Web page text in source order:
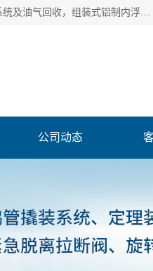
连云港爱德石化机械有限公司主要产品有：鹤管、旋转接头、密封圈、输油臂、储运定量装车系统及油气回收，组装式铝制内浮盘及油罐附件、钢结构栈桥/平台、活动梯、紧急脱离拉断阀等。完备的制造和检测手段以及高素质的员工确保了产品的质量。
公司动态